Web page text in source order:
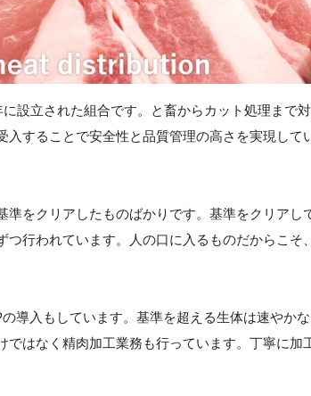
設立された組合です。と畜からカット処理まで対
することで安全性と品質管理の高さを実現して
をクリアしたものばかりです。基準をクリアし
行われています。人の口に入るものだからこそ、
導入もしています。基準を超える生体は速やかな
はなく精肉加工業務も行っています。丁寧に加